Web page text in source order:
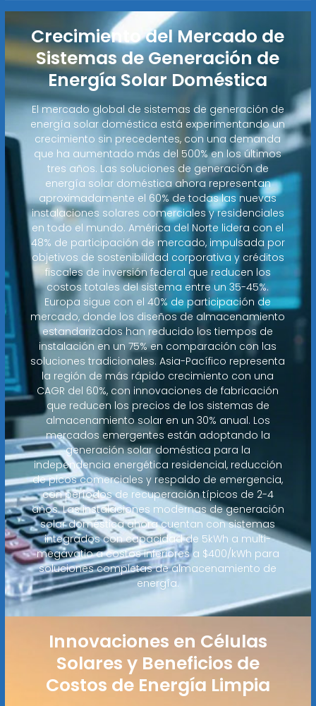
Crecimiento del Mercado de
Sistemas de Generación de
Energía Solar Doméstica
El mercado global de sistemas de generación de
energía solar doméstica está experimentando un
crecimiento sin precedentes, con una demanda
que ha aumentado más del 500% en los últimos
tres años. Las soluciones de generación de
energía solar doméstica ahora representan
aproximadamente el 60% de todas las nuevas
instalaciones solares comerciales y residenciales
en todo el mundo. América del Norte lidera con el
48% de participación de mercado, impulsada por
objetivos de sostenibilidad corporativa y créditos
fiscales de inversión federal que reducen los
costos totales del sistema entre un 35-45%.
Europa sigue con el 40% de participación de
mercado, donde los diseños de almacenamiento
estandarizados han reducido los tiempos de
instalación en un 75% en comparación con las
soluciones tradicionales. Asia-Pacífico representa
la región de más rápido crecimiento con una
CAGR del 60%, con innovaciones de fabricación
que reducen los precios de los sistemas de
almacenamiento solar en un 30% anual. Los
mercados emergentes están adoptando la
generación solar doméstica para la
independencia energética residencial, reducción
de picos comerciales y respaldo de emergencia,
con períodos de recuperación típicos de 2-4
años. Las instalaciones modernas de generación
solar doméstica ahora cuentan con sistemas
integrados con capacidad de 5kWh a multi-
megavatio a costos inferiores a $400/kWh para
soluciones completas de almacenamiento de
energía.
Innovaciones en Células
Solares y Beneficios de
Costos de Energía Limpia